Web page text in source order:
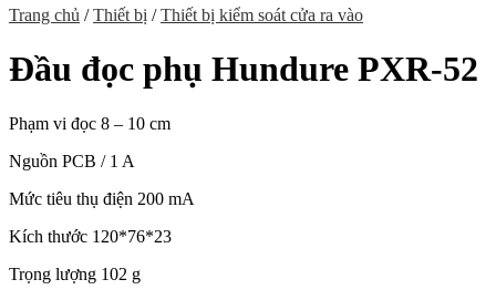
Trang chủ / Thiết bị / Thiết bị kiểm soát cửa ra vào
Đầu đọc phụ Hundure PXR-52
Phạm vi đọc 8 – 10 cm
Nguồn PCB / 1 A
Mức tiêu thụ điện 200 mA
Kích thước 120*76*23
Trọng lượng 102 g